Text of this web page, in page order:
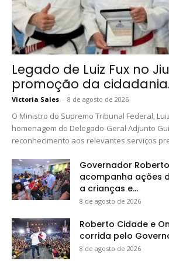
Legado de Luiz Fux no
promoção da
Victoria Sales - 8 de agosto de 2026
O Ministro do Supremo Tribunal Federal,
homenagem do Delegado-Geral Adjunto
reconhecimento aos relevantes serviços
Governador
acompanha ações
a crianças e...
8 de agosto de 2026
Roberto Cidade e
corrida pelo
8 de agosto de 2026